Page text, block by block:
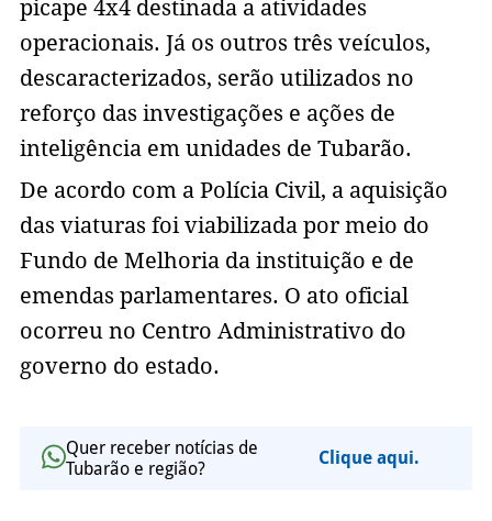
picape 4x4 destinada a atividades
operacionais. Já os outros três veículos,
descaracterizados, serão utilizados no
reforço das investigações e ações de
inteligência em unidades de Tubarão.
De acordo com a Polícia Civil, a aquisição
das viaturas foi viabilizada por meio do
Fundo de Melhoria da instituição e de
emendas parlamentares. O ato oficial
ocorreu no Centro Administrativo do
governo do estado.
Quer receber notícias de
Tubarão e região?
Clique aqui.